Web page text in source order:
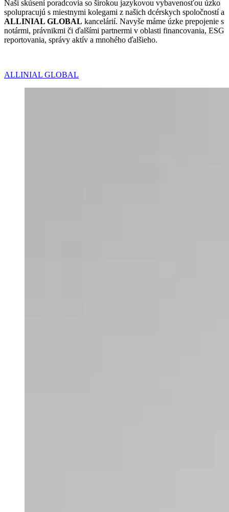
Naši skúsení poradcovia so širokou jazykovou vybavenosťou úzko
spolupracujú s miestnymi kolegami z našich dcérskych spoločností a
ALLINIAL GLOBAL kancelárií. Navyše máme úzke prepojenie s
notármi, právnikmi či ďalšími partnermi v oblasti financovania, ESG
reportovania, správy aktív a mnohého ďalšieho.
ALLINIAL GLOBAL